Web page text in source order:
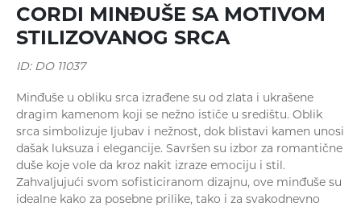
Burme
CORDI MINĐUŠE SA MOTIVOM
STILIZOVANOG SRCA
Minđuše u obliku srca izrađene su od zlata i ukrašene
dragim kamenom koji se nežno ističe u središtu. Oblik
srca simbolizuje ljubav i nežnost, dok blistavi kamen unosi
dašak luksuza i elegancije. Savršen su izbor za romantične
duše koje vole da kroz nakit izraze emociju i stil.
Zahvaljujući svom sofisticiranom dizajnu, ove minđuše su
idealne kako za posebne prilike, tako i za svakodnevno
ID: DO 11037